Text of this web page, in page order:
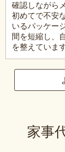
確認しながら
初めてで不安
いるパッケー
間を短縮し、
を整えています
家事